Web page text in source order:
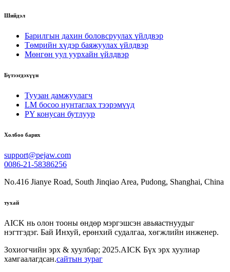
Шийдэл
Барилгын дахин боловсруулах үйлдвэр
Төмрийн хүдэр баяжуулах үйлдвэр
Мөнгөн уул уурхайн үйлдвэр
Бүтээгдэхүүн
Туузан дамжуулагч
LM босоо нунтаглах тээрэмүүд
PY конусан бутлуур
Холбоо барих
support@pejaw.com
0086-21-58386256
No.416 Jianye Road, South Jinqiao Area, Pudong, Shanghai, China
тухай
AICK нь олон тооны өндөр мэргэшсэн авьяастнуудыг
нэгтгэдэг. Бай Инхуй, ерөнхий судалгаа, хөгжлийн инженер.
Зохиогчийн эрх & хуулбар; 2025.AICK Бүх эрх хуулиар
хамгаалагдсан.сайтын зураг